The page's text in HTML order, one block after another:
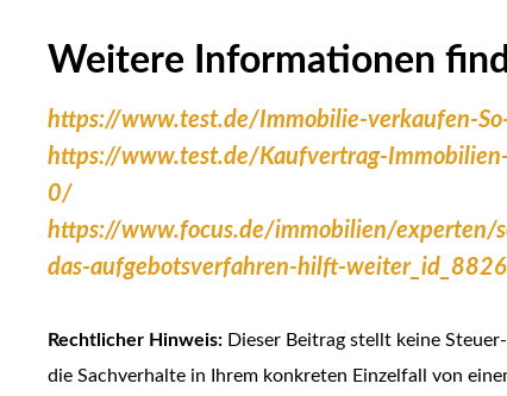
Weitere Informationen
https://www.test.de/Immobilie-verkaufen-
https://www.test.de/Kaufvertrag-
0/
https://www.focus.de/immobilien/experten/
das-aufgebotsverfahren-hilft-
Rechtlicher Hinweis: Dieser Beitrag stellt keine
die Sachverhalte in Ihrem konkreten Einzelfall von